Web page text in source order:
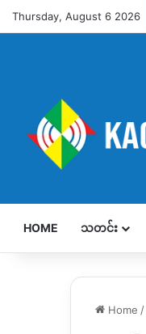
Thursday, August 6 2026
HOME သတင်း
Home /